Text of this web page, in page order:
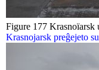
Figure 177 Krasnoïarsk
Krasnojarsk preĝejeto